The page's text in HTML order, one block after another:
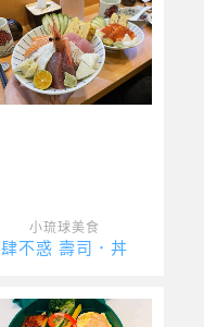
小琉球美食
肆不惑 壽司．丼